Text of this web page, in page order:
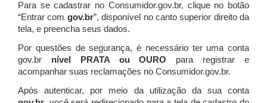
Para se cadastrar no Consumidor.gov.br, clique no botão
“Entrar com gov.br”, disponível no canto superior direito da
tela, e preencha seus dados.
Por questões de segurança, é necessário ter uma conta
gov.br nível PRATA ou OURO para registrar e
acompanhar suas reclamações no Consumidor.gov.br.
Após autenticar, por meio da utilização da sua conta